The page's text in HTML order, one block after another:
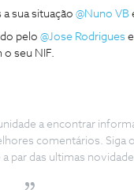
sua situação @Nuno VB
pelo @Jose Rodrigues
o seu NIF.
a encontrar
comentários. Siga
par das ultimas